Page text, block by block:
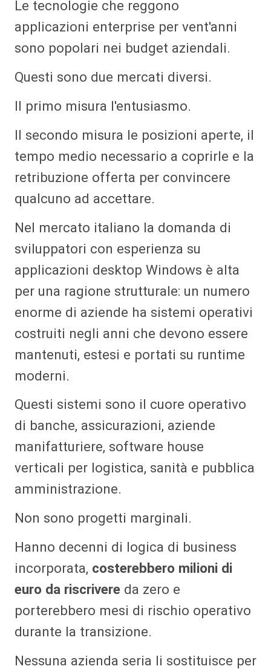
Le tecnologie che reggono
applicazioni enterprise per vent'anni
sono popolari nei budget aziendali.
Questi sono due mercati diversi.
Il primo misura l'entusiasmo.
Il secondo misura le posizioni aperte, il
tempo medio necessario a coprirle e la
retribuzione offerta per convincere
qualcuno ad accettare.
Nel mercato italiano la domanda di
sviluppatori con esperienza su
applicazioni desktop Windows è alta
per una ragione strutturale: un numero
enorme di aziende ha sistemi operativi
costruiti negli anni che devono essere
mantenuti, estesi e portati su runtime
moderni.
Questi sistemi sono il cuore operativo
di banche, assicurazioni, aziende
manifatturiere, software house
verticali per logistica, sanità e pubblica
amministrazione.
Non sono progetti marginali.
Hanno decenni di logica di business
incorporata, costerebbero milioni di
euro da riscrivere da zero e
porterebbero mesi di rischio operativo
durante la transizione.
Nessuna azienda seria li sostituisce per